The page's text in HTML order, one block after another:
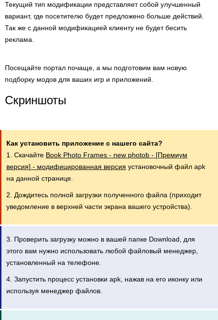
Текущий тип модификации представляет собой улучшенный
вариант, где посетителю будет предложено больше действий.
Так же с данной модификацией клиенту не будет бесить
реклама.
Посещайте портал почаще, а мы подготовим вам новую
подборку модов для ваших игр и приложений.
Скриншоты
Как установить приложение с нашего сайта?
1. Скачайте Book Photo Frames - new photob - [Премиум
версия] - модифицированная версия установочный файл apk
на данной странице.
2. Дождитесь полной загрузки полученного файла (приходит
уведомление в верхней части экрана вашего устройства).
3. Проверить загрузку можно в вашей папке Download, для
этого вам нужно использовать любой файловый менеджер,
установленный на телефоне.
4. Запустить процесс установки apk, нажав на его иконку или
используя менеджер файлов.